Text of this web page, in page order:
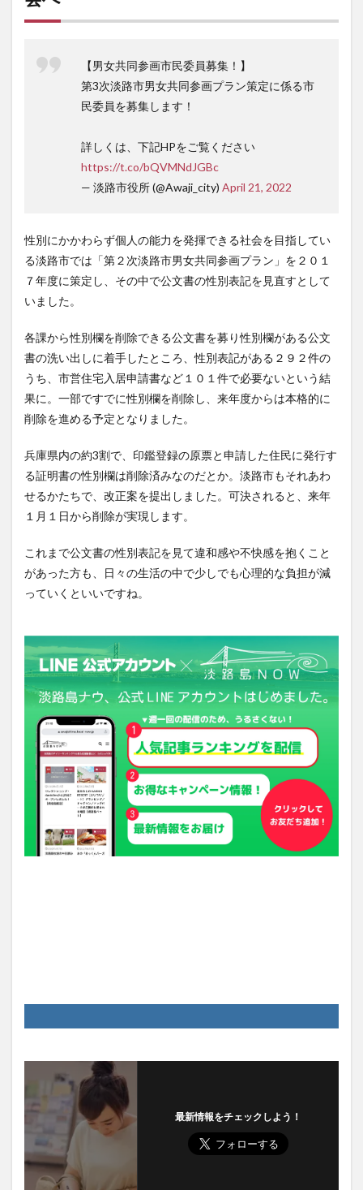
【男女共同参画市民委員募集！】
第3次淡路市男女共同参画プラン策定に係る市
民委員を募集します！
詳しくは、下記HPをご覧ください
https://t.co/bQVMNdJGBc
— 淡路市役所 (@Awaji_city) April 21, 2022
性別にかかわらず個人の能力を発揮できる社会を目指してい
る淡路市では「第２次淡路市男女共同参画プラン」を２０１
７年度に策定し、その中で公文書の性別表記を見直すとして
いました。
各課から性別欄を削除できる公文書を募り性別欄がある公文
書の洗い出しに着手したところ、性別表記がある２９２件の
うち、市営住宅入居申請書など１０１件で必要ないという結
果に。一部ですでに性別欄を削除し、来年度からは本格的に
削除を進める予定となりました。
兵庫県内の約3割で、印鑑登録の原票と申請した住民に発行す
る証明書の性別欄は削除済みなのだとか。淡路市もそれあわ
せるかたちで、改正案を提出しました。可決されると、来年
１月１日から削除が実現します。
これまで公文書の性別表記を見て違和感や不快感を抱くこと
があった方も、日々の生活の中で少しでも心理的な負担が減
っていくといいですね。
最新情報をチェックしよう！